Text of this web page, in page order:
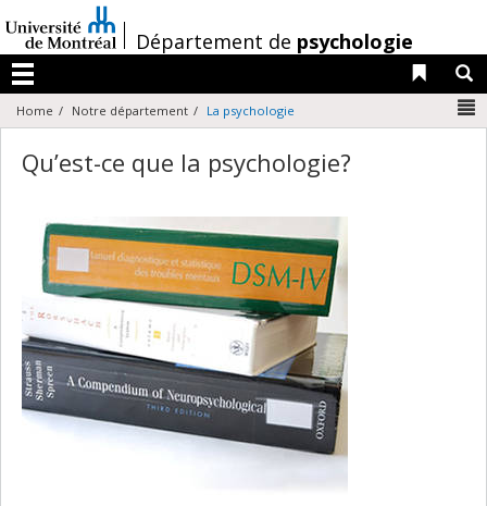
au
contenu
/Département de psychologie
Menu
Liens
Home Notre département La psychologie
Qu’est-ce que la psychologie?